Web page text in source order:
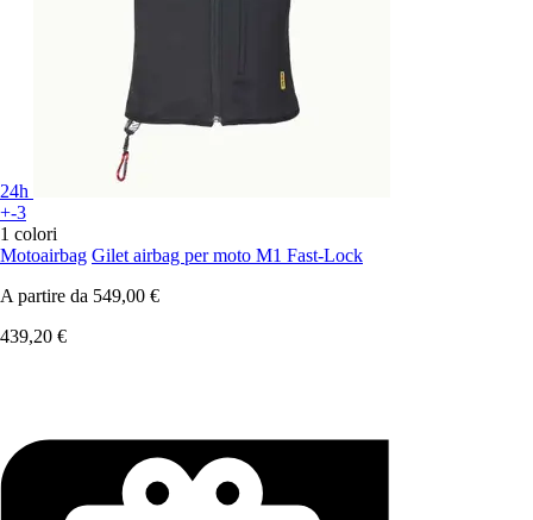
24h
+-3
1 colori
Motoairbag Gilet airbag per moto M1 Fast-Lock
A partire da 549,00 €
439,20 €